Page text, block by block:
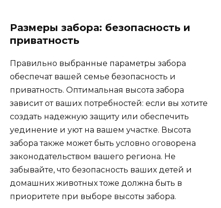
Размеры забора: безопасность и
приватность
Правильно выбранные параметры забора
обеспечат вашей семье безопасность и
приватность. Оптимальная высота забора
зависит от ваших потребностей: если вы хотите
создать надежную защиту или обеспечить
уединение и уют на вашем участке. Высота
забора также может быть условно оговорена
законодательством вашего региона. Не
забывайте, что безопасность ваших детей и
домашних животных тоже должна быть в
приоритете при выборе высоты забора.